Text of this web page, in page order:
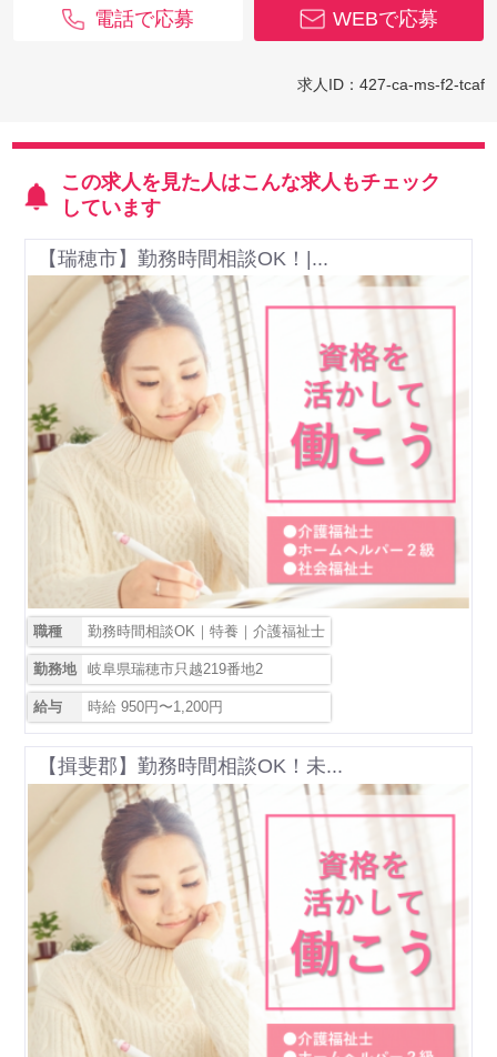
WEBで応募
電話で応募
求人ID：427-ca-ms-f2-tcaf
この求人を見た人はこんな求人もチェック
しています
【瑞穂市】勤務時間相談OK！|...
職種 勤務時間相談OK｜特養｜介護福祉士
勤務地 岐阜県瑞穂市只越219番地2
給与 時給 950円〜1,200円
【揖斐郡】勤務時間相談OK！未...